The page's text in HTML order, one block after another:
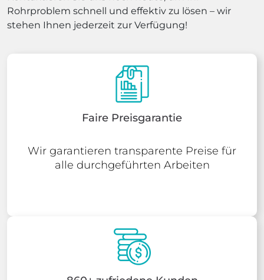
Rohrproblem schnell und effektiv zu lösen – wir
stehen Ihnen jederzeit zur Verfügung!
Faire Preisgarantie
Wir garantieren transparente Preise für
alle durchgeführten Arbeiten